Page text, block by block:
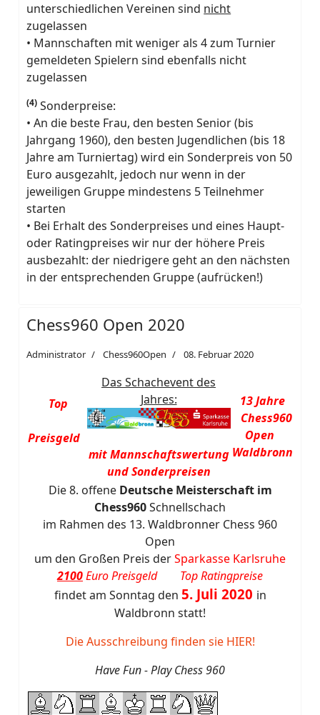
unterschiedlichen Vereinen sind nicht
zugelassen
• Mannschaften mit weniger als 4 zum Turnier
gemeldeten Spielern sind ebenfalls nicht
zugelassen
(4) Sonderpreise:
• An die beste Frau, den besten Senior (bis
Jahrgang 1960), den besten Jugendlichen (bis 18
Jahre am Turniertag) wird ein Sonderpreis von 50
Euro ausgezahlt, jedoch nur wenn in der
jeweiligen Gruppe mindestens 5 Teilnehmer
starten
• Bei Erhalt des Sonderpreises und eines Haupt-
oder Ratingpreises wir nur der höhere Preis
ausbezahlt: der niedrigere geht an den nächsten
in der entsprechenden Gruppe (aufrücken!)
Chess960 Open 2020
Administrator Chess960Open 08. Februar 2020
Top
Preisgeld
Das Schachevent des
Jahres:
mit Mannschaftswertung
und Sonderpreisen
13 Jahre
Chess960
Open
Waldbronn
Die 8. offene Deutsche Meisterschaft im
Chess960Schnellschach
im Rahmen des 13. Waldbronner Chess 960
Open
um den Großen Preis derSparkasse Karlsruhe
2100Euro Preisgeld Top Ratingpreise
findet am Sonntag den 5. Juli 2020 in
Waldbronn statt!
Die Ausschreibung finden sie HIER!
Have Fun - Play Chess 960